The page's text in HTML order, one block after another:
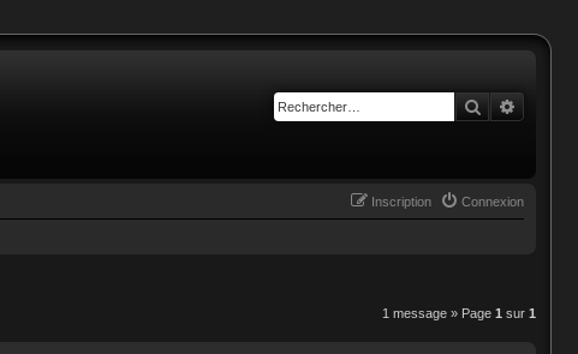
Rechercher
Connexion
Inscription
1 message » Page 1 sur 1